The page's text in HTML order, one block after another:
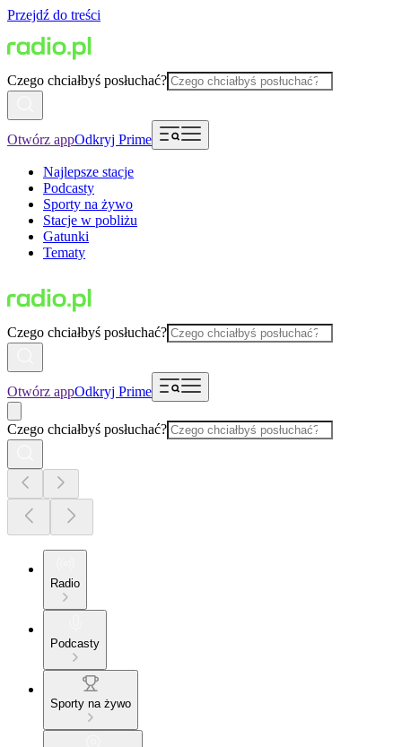
Przejdź do treści
Czego chciałbyś posłuchać?
Otwórz appOdkryj Prime
Najlepsze stacje
Podcasty
Sporty na żywo
Stacje w pobliżu
Gatunki
Tematy
Czego chciałbyś posłuchać?
Otwórz appOdkryj Prime
Czego chciałbyś posłuchać?
Radio
Podcasty
Sporty na żywo